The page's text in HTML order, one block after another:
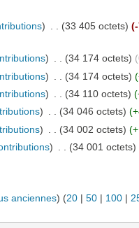
) (33 405 octets)
) (34 174 octets)
) (34 174 octets)
) (34 110 octets)
) . . (34 046 octets)
) (34 002 octets)
) (34 001 octets)
anciennes) (20 | 50 | 100 |